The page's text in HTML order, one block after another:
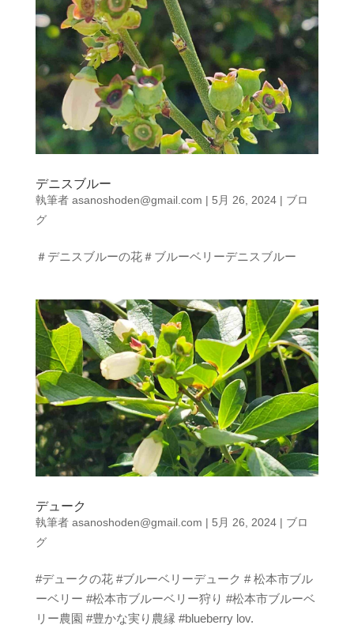
デニスブルー
執筆者 asanoshoden@gmail.com | 5月 26, 2024| ブロ
グ
＃デニスブルーの花＃ブルーベリーデニスブルー
デューク
執筆者 asanoshoden@gmail.com | 5月 26, 2024| ブロ
グ
#デュークの花 #ブルーベリーデューク # 松本市ブル
ーベリー #松本市ブルーベリー狩り #松本市ブルーベ
リー農園 #豊かな実り農縁 #blueberry lov.